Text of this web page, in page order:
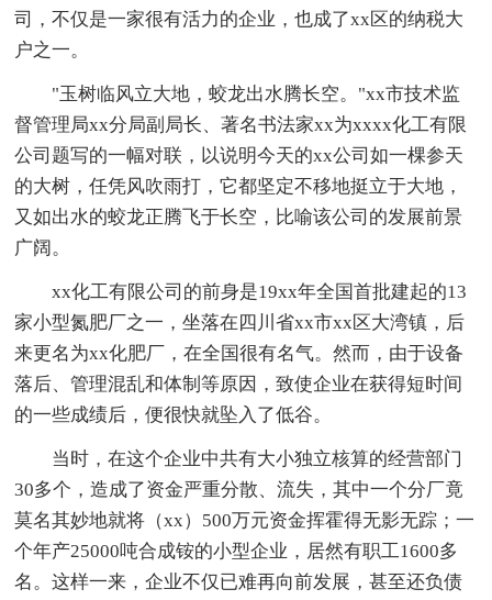
司，不仅是一家很有活力的企业，也成了xx区的纳税大
户之一。
"玉树临风立大地，蛟龙出水腾长空。"xx市技术监
督管理局xx分局副局长、著名书法家xx为xxxx化工有限
公司题写的一幅对联，以说明今天的xx公司如一棵参天
的大树，任凭风吹雨打，它都坚定不移地挺立于大地，
又如出水的蛟龙正腾飞于长空，比喻该公司的发展前景
广阔。
xx化工有限公司的前身是19xx年全国首批建起的13
家小型氮肥厂之一，坐落在四川省xx市xx区大湾镇，后
来更名为xx化肥厂，在全国很有名气。然而，由于设备
落后、管理混乱和体制等原因，致使企业在获得短时间
的一些成绩后，便很快就坠入了低谷。
当时，在这个企业中共有大小独立核算的经营部门
30多个，造成了资金严重分散、流失，其中一个分厂竟
莫名其妙地就将（xx）500万元资金挥霍得无影无踪；一
个年产25000吨合成铵的小型企业，居然有职工1600多
名。这样一来，企业不仅已难再向前发展，甚至还负债